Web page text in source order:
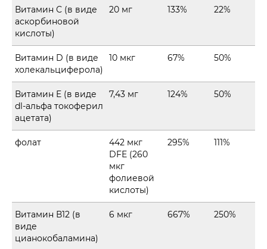
Витамин С (в виде
аскорбиновой
кислоты)
20 мг 133% 22%
Витамин D (в виде
холекальциферола)
10 мкг 67% 50%
Витамин E (в виде
dl-альфа токоферил
ацетата)
7,43 мг 124% 50%
фолат
442 мкг
DFE (260
мкг
фолиевой
кислоты)
295% 111%
Витамин В12 (в
виде
цианокобаламина)
6 мкг 667% 250%